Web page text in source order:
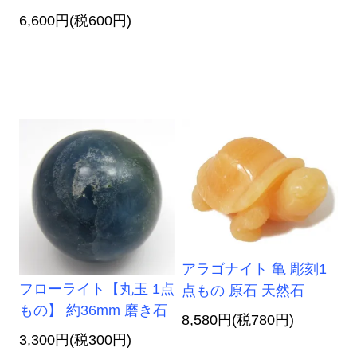
6,600円(税600円)
フローライト【丸玉 1点
もの】 約36mm 磨き石
3,300円(税300円)
アラゴナイト 亀 彫刻1
点もの 原石 天然石
8,580円(税780円)